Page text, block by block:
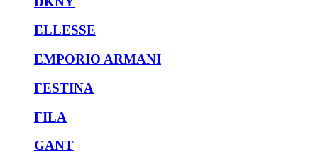
ELLESSE
EMPORIO ARMANI
FESTINA
FILA
GANT